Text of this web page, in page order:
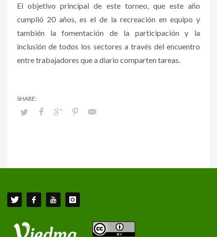
El objetivo principal de este torneo, que este año
cumplió 20 años, es el de la recreación en equipo y
también la fomentación de la participación y la
inclusión de todos los sectores a través del encuentro
entre trabajadores que a diario comparten tareas.